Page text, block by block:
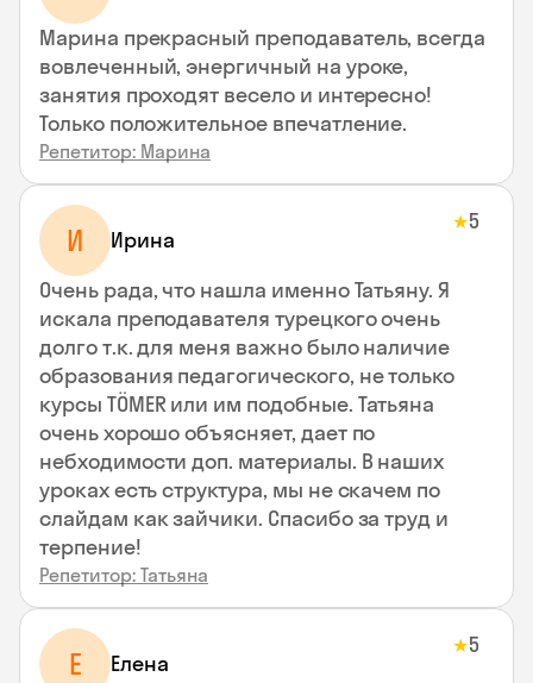
Марина прекрасный преподаватель, всегда
вовлеченный, энергичный на уроке,
занятия проходят весело и интересно!
Только положительное впечатление.
Репетитор: Марина
И Ирина
★5
Очень рада, что нашла именно Татьяну. Я
искала преподавателя турецкого очень
долго т.к. для меня важно было наличие
образования педагогического, не только
курсы TÖMER или им подобные. Татьяна
очень хорошо объясняет, дает по
небходимости доп. материалы. В наших
уроках есть структура, мы не скачем по
слайдам как зайчики. Спасибо за труд и
терпение!
Репетитор: Татьяна
Е Елена
★5